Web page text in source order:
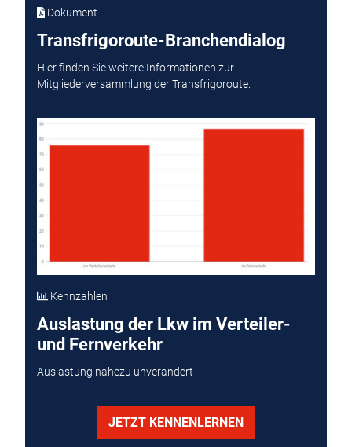
Dokument
Transfrigoroute-Branchendialog
Hier finden Sie weitere Informationen zur
Mitgliederversammlung der Transfrigoroute.
Kennzahlen
Auslastung der Lkw im Verteiler-
und Fernverkehr
Auslastung nahezu unverändert
JETZT KENNENLERNEN